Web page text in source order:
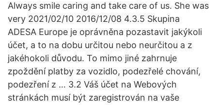
Always smile caring and take care of us. She was
very 2021/02/10 2016/12/08 4.3.5 Skupina
ADESA Europe je oprávněna pozastavit jakýkoli
účet, a to na dobu určitou nebo neurčitou a z
jakéhokoli důvodu. To mimo jiné zahrnuje
zpoždění platby za vozidlo, podezřelé chování,
podezření z … 3.2 Váš účet na Webových
stránkách musí být zaregistrován na vaše